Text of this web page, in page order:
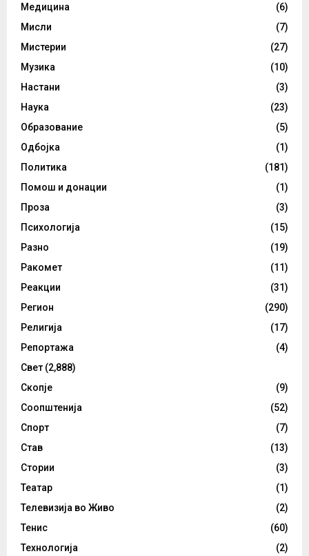
Медицина
(6)
Мисли
(7)
Мистерии
(27)
Музика
(10)
Настани
(3)
Наука
(23)
Образование
(5)
Одбојка
(1)
Политика
(181)
Помош и донации
(1)
Проза
(3)
Психологија
(15)
Разно
(19)
Ракомет
(11)
Реакции
(31)
Регион
(290)
Религија
(17)
Репортажа
(4)
Свет (2,888)
Скопје
(9)
Соопштенија
(52)
Спорт
(7)
Став
(13)
Стории
(3)
Театар
(1)
Телевизија во Живо
(2)
Тенис
(60)
Технологија
(2)